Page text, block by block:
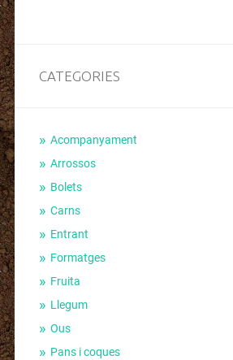
CATEGORIES
Acompanyament
Arrossos
Bolets
Carns
Entrant
Formatges
Fruita
Llegum
Ous
Pans i coques